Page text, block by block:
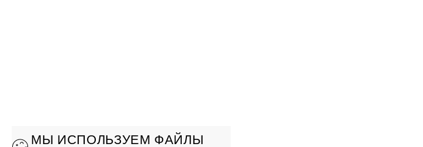
МЫ ИСПОЛЬЗУЕМ ФАЙЛЫ